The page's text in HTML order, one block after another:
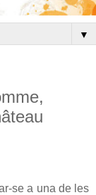
▼
se a una de les